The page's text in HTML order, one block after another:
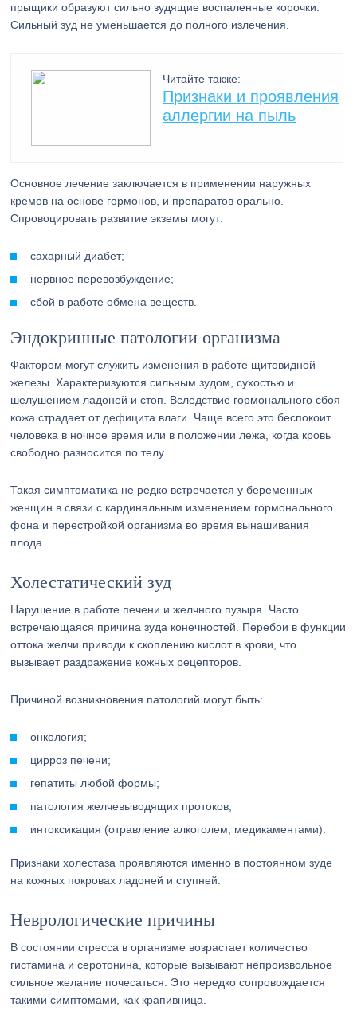
прыщики образуют сильно зудящие воспаленные корочки.
Сильный зуд не уменьшается до полного излечения.
Читайте также:
Признаки и проявления
аллергии на пыль
Основное лечение заключается в применении наружных
кремов на основе гормонов, и препаратов орально.
Спровоцировать развитие экземы могут:
сахарный диабет;
нервное перевозбуждение;
сбой в работе обмена веществ.
Эндокринные патологии организма
Фактором могут служить изменения в работе щитовидной
железы. Характеризуются сильным зудом, сухостью и
шелушением ладоней и стоп. Вследствие гормонального сбоя
кожа страдает от дефицита влаги. Чаще всего это беспокоит
человека в ночное время или в положении лежа, когда кровь
свободно разносится по телу.
Такая симптоматика не редко встречается у беременных
женщин в связи с кардинальным изменением гормонального
фона и перестройкой организма во время вынашивания
плода.
Холестатический зуд
Нарушение в работе печени и желчного пузыря. Часто
встречающаяся причина зуда конечностей. Перебои в функции
оттока желчи приводи к скоплению кислот в крови, что
вызывает раздражение кожных рецепторов.
Причиной возникновения патологий могут быть:
онкология;
цирроз печени;
гепатиты любой формы;
патология желчевыводящих протоков;
интоксикация (отравление алкоголем, медикаментами).
Признаки холестаза проявляются именно в постоянном зуде
на кожных покровах ладоней и ступней.
Неврологические причины
В состоянии стресса в организме возрастает количество
гистамина и серотонина, которые вызывают непроизвольное
сильное желание почесаться. Это нередко сопровождается
такими симптомами, как крапивница.